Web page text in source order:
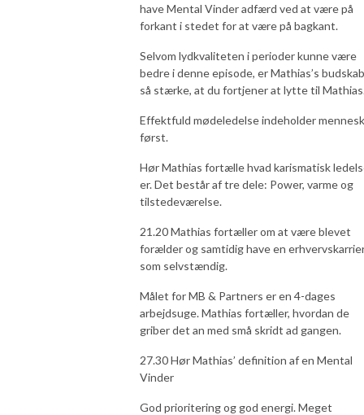
have Mental Vinder adfærd ved at være på
forkant i stedet for at være på bagkant.
Selvom lydkvaliteten i perioder kunne være
bedre i denne episode, er Mathias’s
så stærke, at du fortjener at lytte til
Effektfuld mødeledelse indeholder
først.
Hør Mathias fortælle hvad karismatisk
er. Det består af tre dele: Power, varme og
tilstedeværelse.
21.20 Mathias fortæller om at være blevet
forælder og samtidig have en
som selvstændig.
Målet for MB & Partners er en 4-dages
arbejdsuge. Mathias fortæller, hvordan de
griber det an med små skridt ad gangen.
27.30 Hør Mathias’ definition af en Mental
Vinder
God prioritering og god energi. Meget